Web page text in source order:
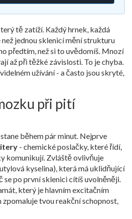
tě zatíží. Každý hrnek, každá
než jednou sklenicí mění strukturu
předtím, než si to uvědomíš. Mnozí
až při těžké závislosti. To je chyba.
užívání - a často jsou skryté,
při pití
během pár minut. Nejprve
- chemické poslačky, které řídí,
komunikují. Zvláště ovlivňuje
kyselina), která má uklidňující
se po první sklenici cítíš uvolněněji.
, který je hlavním excitačním
tvou reakční schopnost,